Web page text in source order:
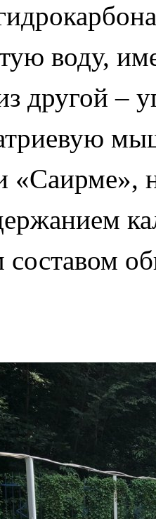
воду,
другой –